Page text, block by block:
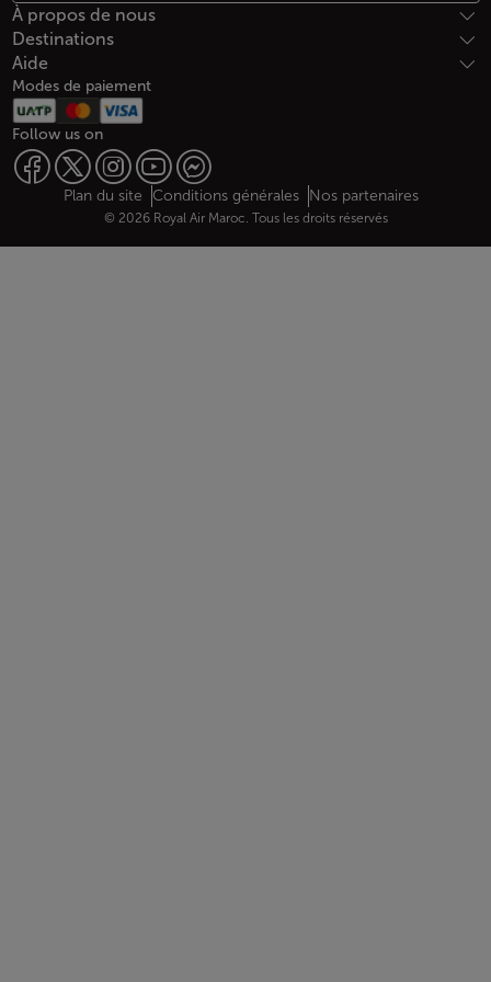
À propos de nous
Destinations
Aide
Modes de paiement
Follow us on
Web map links
$Title.getData()
Plan du site Conditions générales Nos partenaires
© 2026 Royal Air Maroc. Tous les droits réservés